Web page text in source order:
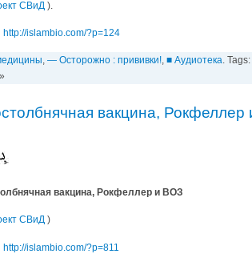
СВиД ).
http://islambio.com/?p=124
, — Осторожно : прививки!, ■ Аудиотека. Tags:
»
вакцина,
вакцина, Рокфеллер и ВОЗ
СВиД )
http://islambio.com/?p=811